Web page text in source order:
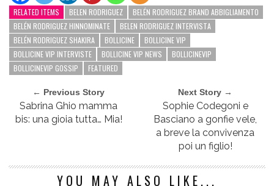
RELATED ITEMS BELEN RODRIGUEZ
BELÉN RODRIGUEZ BRAND ABBIGLIAMENTO
BELÉN RODRIGUEZ HINNOMINATE
BELEN RODRIGUEZ INTERVISTA
BELÉN RODRIGUEZ SHAKIRA
BOLLICINE
BOLLICINE VIP
BOLLICINE VIP INTERVISTE
BOLLICINE VIP NEWS
BOLLICINEVIP
BOLLICINEVIP GOSSIP
FEATURED
← Previous Story
Sabrina Ghio mamma
bis: una gioia tutta… Mia!
Next Story →
Sophie Codegoni e
Basciano a gonfie vele,
a breve la convivenza
poi un figlio!
YOU MAY ALSO LIKE...